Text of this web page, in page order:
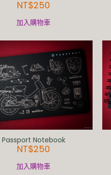
NT$250
加入購物車
Passport Notebook
NT$250
加入購物車